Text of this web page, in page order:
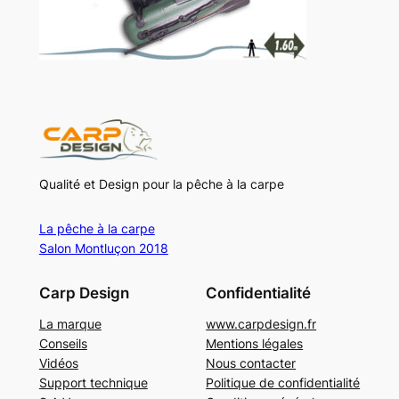
Qualité et Design pour la pêche à la carpe
La pêche à la carpe
Salon Montluçon 2018
Carp Design
La marque
Conseils
Vidéos
Support technique
Confidentialité
www.carpdesign.fr
Mentions légales
Nous contacter
Politique de confidentialité